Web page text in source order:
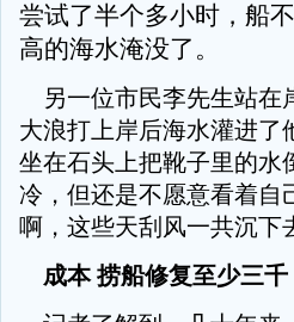
尝试了半个多小时，船
高的海水淹没了。
另一位市民李先生站在
大浪打上岸后海水灌进了
坐在石头上把靴子里的水
冷，但还是不愿意看着自
啊，这些天刮风一共沉下
成本 捞船修复至少三千